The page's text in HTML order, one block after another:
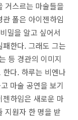
거스르는 마술들을
폴은 아이젠하임
밀을 알고 싶어서
한다. 그래도 그는
등 경관의 이미지
다. 하루는 비엔나
마술 공연을 보기
젠하임은 새로운 마
지원자 한 명을 받